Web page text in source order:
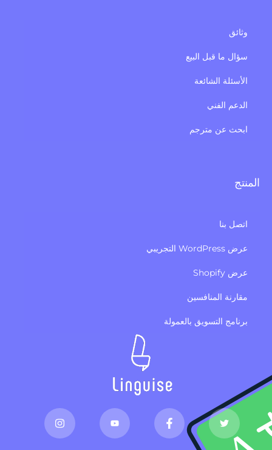
وثائق
سؤال ما قبل البيع
الأسئلة الشائعة
الدعم الفني
ابحث عن مترجم
المنتج
اتصل بنا
عرض WordPress التجريبي
عرض Shopify
مقارنة المنافسين
برنامج التسويق بالعمولة